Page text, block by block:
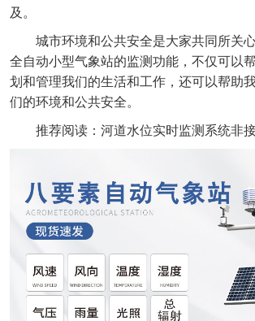
及。
城市环境和公共安全是大家共同所关
全自动小型气象站的监测功能，不仅可以
划和管理我们的生活和工作，还可以帮助
们的环境和公共安全。
推荐阅读： 河道水位实时监测系统非